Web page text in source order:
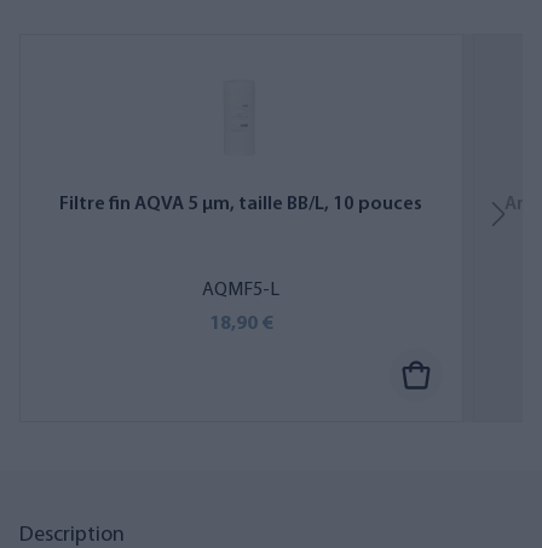
Filtre fin AQVA 5 µm, taille BB/L, 10 pouces
AQMF5-L
18,90 €
Description